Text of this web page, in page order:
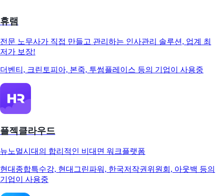
휴램
전문 노무사가 직접 만들고 관리하는 인사관리 솔루션, 업계 최
저가 보장!
더벤티, 크린토피아, 본죽, 투썸플레이스 등의 기업이 사용중
플젝클라우드
뉴노멀시대의 합리적인 비대면 워크플랫폼
현대종합특수강, 현대그린파워, 한국저작권위원회, 아웃백 등의
기업이 사용중